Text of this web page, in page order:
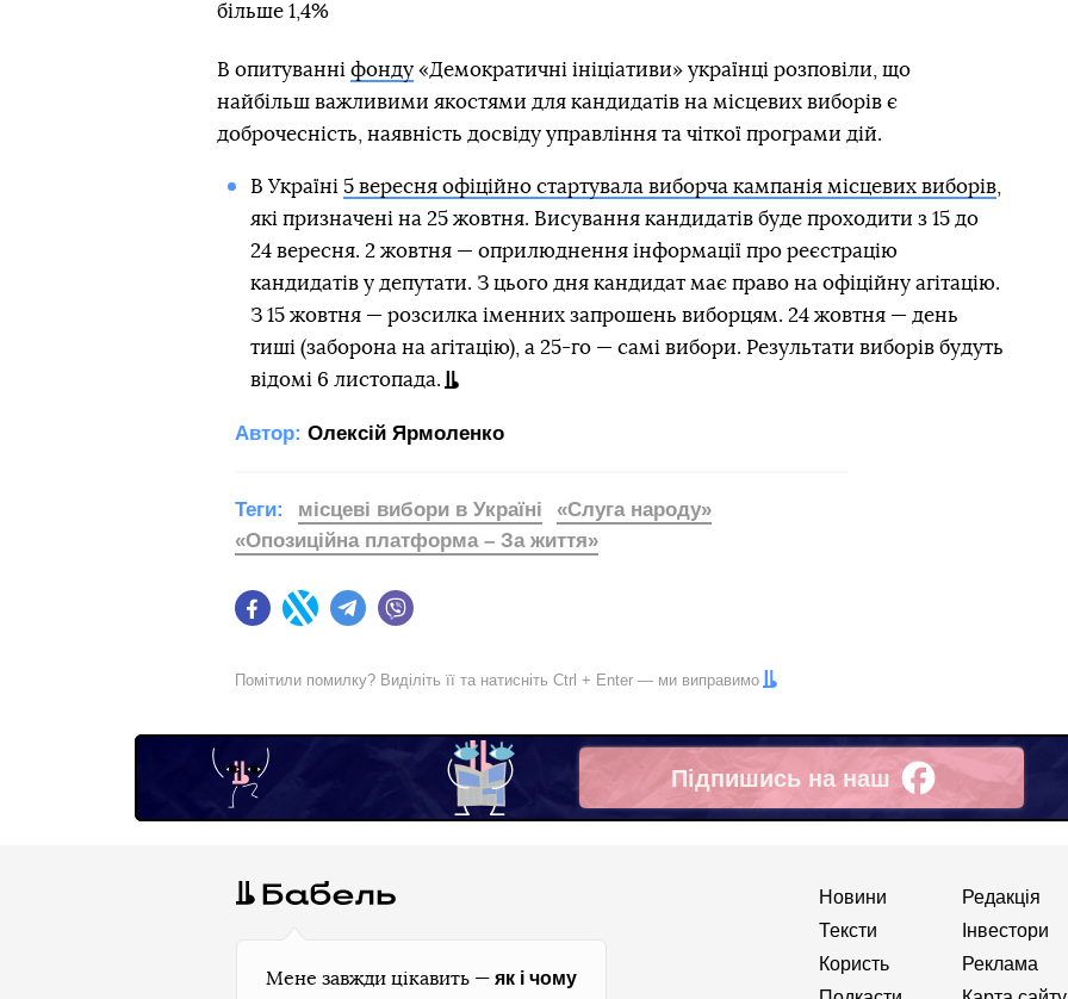
більше 1,4%
В опитуванні фонду «Демократичні ініціативи» українці розповіли, що
найбільш важливими якостями для кандидатів на місцевих виборів є
доброчесність, наявність досвіду управління та чіткої програми дій.
В Україні 5 вересня офіційно стартувала виборча кампанія місцевих виборів,
які призначені на 25 жовтня. Висування кандидатів буде проходити з 15 до
24 вересня. 2 жовтня — оприлюднення інформації про реєстрацію
кандидатів у депутати. З цього дня кандидат має право на офіційну агітацію.
З 15 жовтня — розсилка іменних запрошень виборцям. 24 жовтня — день
тиші (заборона на агітацію), а 25-го — самі вибори. Результати виборів будуть
відомі 6 листопада.
Автор: Олексій Ярмоленко
FacebookTwitter Telegram
Теги: місцеві вибори в Україні
«Слуга народу»
«Опозиційна платформа – За життя»
Помітили помилку? Виділіть її та натисніть Ctrl + Enter — ми виправимо
Підпишись на наш
Facebook
Мене завжди цікавить — як і чому
Новини
Тексти
Користь
Редакція
Інвестори
Реклама